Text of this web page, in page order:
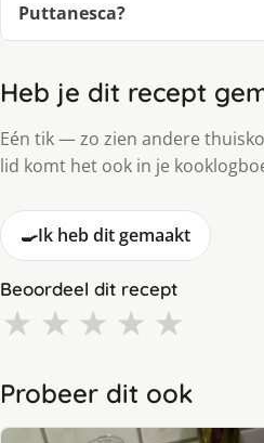
Puttanesca?
Heb je dit recept
Eén tik — zo zien andere
lid komt het ook in je
🍳Ik heb dit gemaakt
Beoordeel dit recept
★ ★ ★ ★ ★
Probeer dit ook